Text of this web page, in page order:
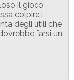
il gioco
colpire i
degli utili che
farsi un